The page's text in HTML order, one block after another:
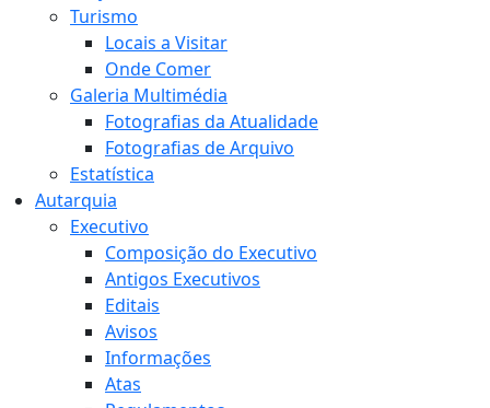
Turismo
Locais a Visitar
Onde Comer
Galeria Multimédia
Fotografias da Atualidade
Fotografias de Arquivo
Estatística
Autarquia
Executivo
Composição do Executivo
Antigos Executivos
Editais
Avisos
Informações
Atas